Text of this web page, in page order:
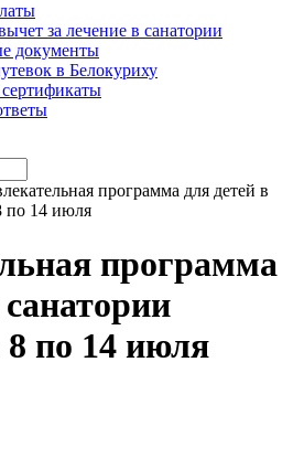
за лечение в санатории
документы
в Белокуриху
программа для детей в
по 14 июля
программа
по 14 июля